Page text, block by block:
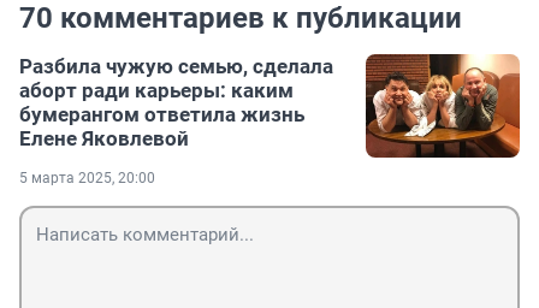
70 комментариев к публикации
Разбила чужую семью, сделала
аборт ради карьеры: каким
бумерангом ответила жизнь
Елене Яковлевой
5 марта 2025, 20:00